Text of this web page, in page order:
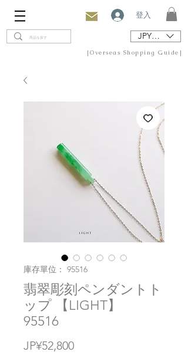
登入
JPY (¥)
[Overseas Shopping Guide]
庫存單位： 95516
翡翠彫刻ペンダントト
ップ 【LIGHT】
95516
JP¥52,800價